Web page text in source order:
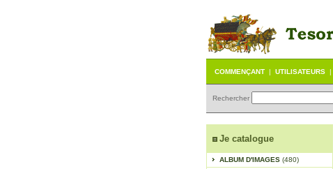
COMMENÇANT | UTILISATEURS |
Rechercher
Je catalogue
ALBUM D'IMAGES (480)